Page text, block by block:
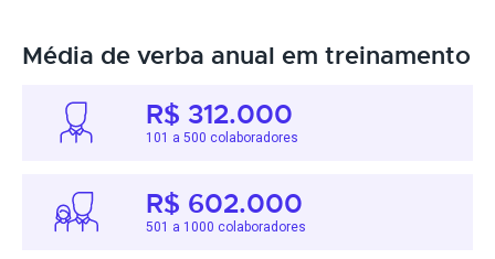
Média de verba anual em treinamento
R$ 312.000
101 a 500 colaboradores
R$ 602.000
501 a 1000 colaboradores